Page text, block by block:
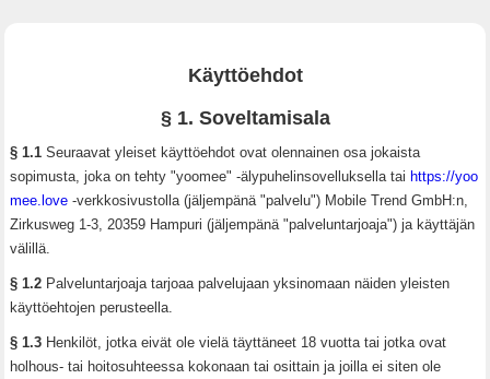
Käyttöehdot
§ 1. Soveltamisala
§ 1.1 Seuraavat yleiset käyttöehdot ovat olennainen osa jokaista
sopimusta, joka on tehty "yoomee" -älypuhelinsovelluksella tai https://yoo
mee.love -verkkosivustolla (jäljempänä "palvelu") Mobile Trend GmbH:n,
Zirkusweg 1-3, 20359 Hampuri (jäljempänä "palveluntarjoaja") ja käyttäjän
välillä.
§ 1.2 Palveluntarjoaja tarjoaa palvelujaan yksinomaan näiden yleisten
käyttöehtojen perusteella.
§ 1.3 Henkilöt, jotka eivät ole vielä täyttäneet 18 vuotta tai jotka ovat
holhous- tai hoitosuhteessa kokonaan tai osittain ja joilla ei siten ole